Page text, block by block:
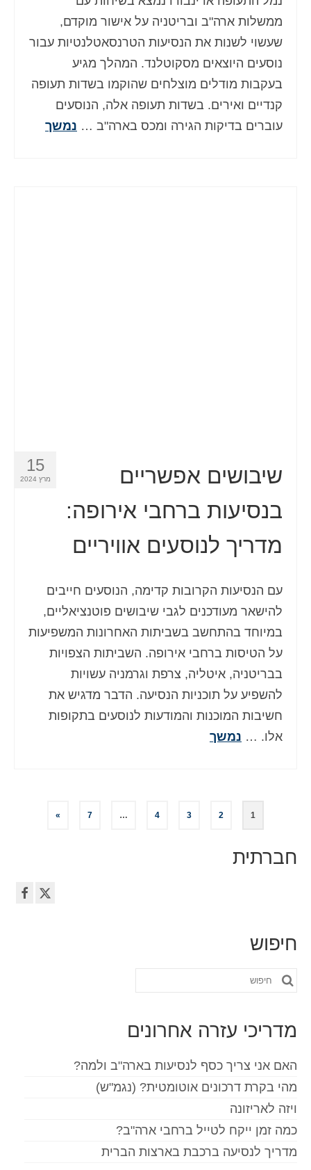
ממשלות ארה"ב ובריטניה על אישור מוקדם,
שעשוי לשנות את הנסיעות הטרנסאטלנטיות עבור
נוסעים היוצאים מסקוטלנד. המהלך מגיע
בעקבות מודלים מוצלחים שהוקמו בשדות תעופה
קנדיים ואירים. בשדות תעופה אלה, הנוסעים
עוברים בדיקות הגירה ומכס בארה"ב … נמשך
15
מרץ 2024
שיבושים אפשריים
בנסיעות ברחבי אירופה:
מדריך לנוסעים אוויריים
עם הנסיעות הקרובות קדימה, הנוסעים חייבים
להישאר מעודכנים לגבי שיבושים פוטנציאליים,
במיוחד בהתחשב בשביתות האחרונות המשפיעות
על הטיסות ברחבי אירופה. השביתות הצפויות
בבריטניה, איטליה, צרפת וגרמניה עשויות
להשפיע על תוכניות הנסיעה. הדבר מדגיש את
חשיבות המוכנות והמודעות לנוסעים בתקופות
אלו. … נמשך
Posts
pagination
1
2
3
4
…
7
»
חברתית
חיפוש
חפש
מדריכי עזרה אחרונים
האם אני צריך כסף לנסיעות בארה"ב ולמה?
מהי בקרת דרכונים אוטומטית? (נגמ"ש)
ויזה לאריזונה
כמה זמן ייקח לטייל ברחבי ארה"ב?
מדריך לנסיעה ברכבת בארצות הברית